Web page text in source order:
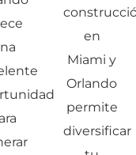
en
Miami y
Orlando
permite
diversificar